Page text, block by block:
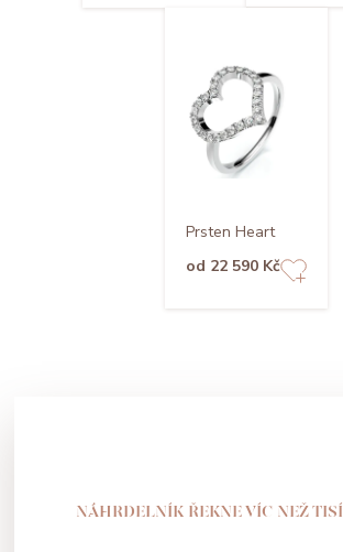
Prsten Heart
od 22 590 Kč
NÁHRDELNÍK ŘEKNE VÍC NEŽ